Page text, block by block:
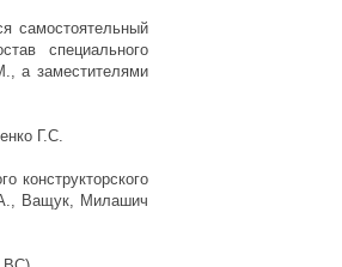
самостоятельный
специального
а заместителями
Г.С.
конструкторского
Ващук, Милашич